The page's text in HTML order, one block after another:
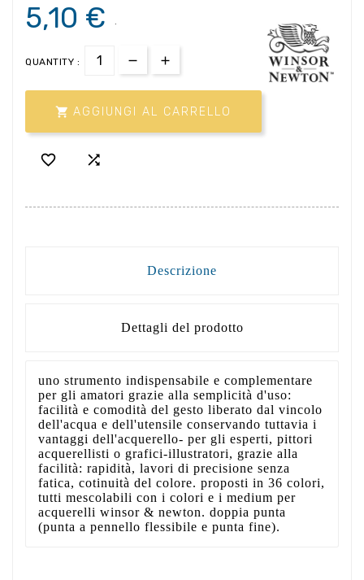
5,10 € .
QUANTITY :
 AGGIUNGI AL CARRELLO
 
Descrizione
Dettagli del prodotto
uno strumento indispensabile e complementare
per gli amatori grazie alla semplicità d'uso:
facilità e comodità del gesto liberato dal vincolo
dell'acqua e dell'utensile conservando tuttavia i
vantaggi dell'acquerello- per gli esperti, pittori
acquerellisti o grafici-illustratori, grazie alla
facilità: rapidità, lavori di precisione senza
fatica, cotinuità del colore. proposti in 36 colori,
tutti mescolabili con i colori e i medium per
acquerelli winsor & newton. doppia punta
(punta a pennello flessibile e punta fine).